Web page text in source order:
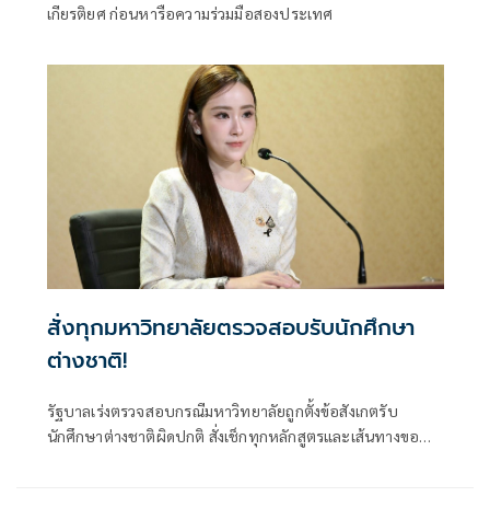
เกียรติยศ ก่อนหารือความร่วมมือสองประเทศ
สั่งทุกมหาวิทยาลัยตรวจสอบรับนักศึกษา
ต่างชาติ!
รัฐบาลเร่งตรวจสอบกรณีมหาวิทยาลัยถูกตั้งข้อสังเกตรับ
นักศึกษาต่างชาติผิดปกติ สั่งเช็กทุกหลักสูตรและเส้นทางขอ